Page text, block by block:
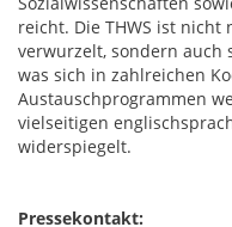
reicht. Die THWS ist
verwurzelt, sondern auch
was sich in zahlreichen
Austauschprogrammen
vielseitigen
widerspiegelt.
Pressekontakt: